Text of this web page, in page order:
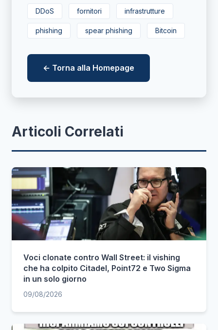
DDoS fornitori infrastrutture
phishing spear phishing Bitcoin
← Torna alla Homepage
Articoli Correlati
Voci clonate contro Wall Street: il vishing
che ha colpito Citadel, Point72 e Two Sigma
in un solo giorno
09/08/2026